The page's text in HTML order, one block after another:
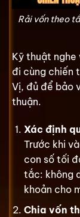
Rải vốn theo
Kỹ thuật nghe
đi cùng chiến
Vị, đủ để bảo
thuận.
Xác định
Trước khi
con số tối
tắc: không
khoản cho
Chia vốn